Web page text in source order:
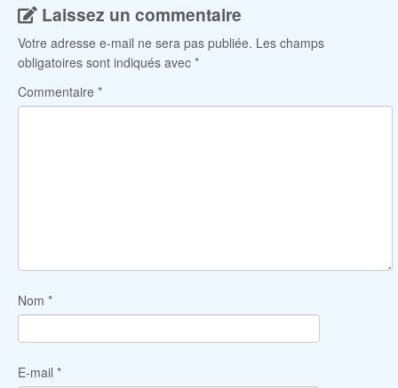
Laissez un commentaire
Votre adresse e-mail ne sera pas publiée. Les champs
obligatoires sont indiqués avec *
Commentaire *
Nom *
E-mail *